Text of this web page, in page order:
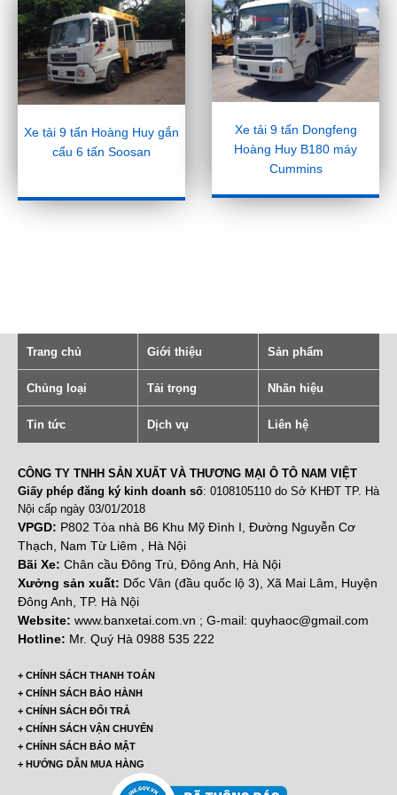
Xe tải 9 tấn Hoàng Huy gắn
cẩu 6 tấn Soosan
Xe tải 9 tấn Dongfeng
Hoàng Huy B180 máy
Cummins
Trang chủ Giới thiệu Sản phẩm
Chủng loại Tải trọng Nhãn hiệu
Tin tức Dịch vụ Liên hệ
CÔNG TY TNHH SẢN XUẤT VÀ THƯƠNG MẠI Ô TÔ NAM VIỆT
Giấy phép đăng ký kinh doanh số: 0108105110 do Sở KHĐT TP. Hà
Nội cấp ngày 03/01/2018
VPGD: P802 Tòa nhà B6 Khu Mỹ Đình I, Đường Nguyễn Cơ
Thạch, Nam Từ Liêm , Hà Nội
Bãi Xe: Chân cầu Đông Trù, Đông Anh, Hà Nội
Xưởng sản xuất: Dốc Vân (đầu quốc lộ 3), Xã Mai Lâm, Huyện
Đông Anh, TP. Hà Nội
Website: www.banxetai.com.vn ; G-mail: quyhaoc@gmail.com
Hotline: Mr. Quý Hà 0988 535 222
+ CHÍNH SÁCH THANH TOÁN
+ CHÍNH SÁCH BẢO HÀNH
+ CHÍNH SÁCH ĐỔI TRẢ
+ CHÍNH SÁCH VẬN CHUYỂN
+ CHÍNH SÁCH BẢO MẬT
+ HƯỚNG DẪN MUA HÀNG